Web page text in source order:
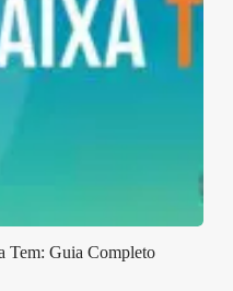
Tem: Guia Completo